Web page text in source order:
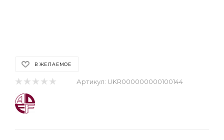
В ЖЕЛАЕМОЕ
Артикул: UKR000000000100144